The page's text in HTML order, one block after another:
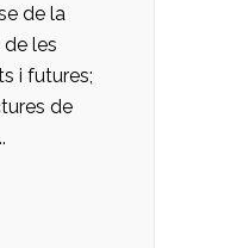
de la
les
i futures;
de